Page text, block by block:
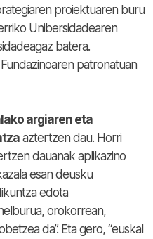
proiektuaren buru
Unibersidadearen
batera.
patronatuan
argiaren eta
aztertzen dau. Horri
dauanak aplikazino
esan deusku
edota
orokorrean,
da”. Eta gero, “euskal